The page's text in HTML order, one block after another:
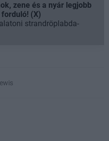
zene és a nyár legjobb
(X)
strandröplabda-